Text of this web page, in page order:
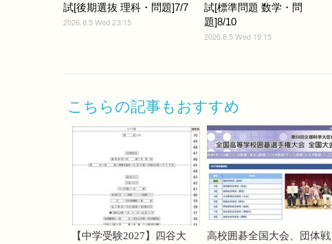
試[後期選抜 理科・問題]7/7
2026.8.5 Wed 23:15
試[標準問題 数学・問
題]8/10
2026.8.5 Wed 19:15
こちらの記事もおすすめ
【中学受験2027】四谷大
高校囲碁全国大会、団体戦